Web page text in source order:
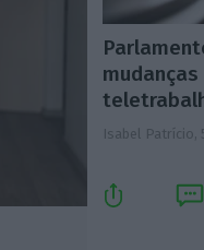
Isabel Patrício,